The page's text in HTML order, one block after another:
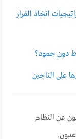
اتخاذ القرار
دون جمود؟
على الناجين
عن النظام